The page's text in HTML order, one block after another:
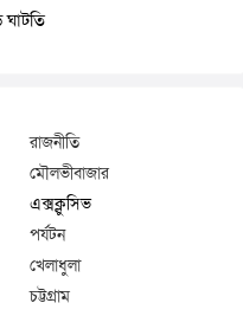
ঘাটতি
রাজনীতি
মৌলভীবাজার
এক্সক্লুসিভ
পর্যটন
খেলাধুলা
চট্টগ্রাম